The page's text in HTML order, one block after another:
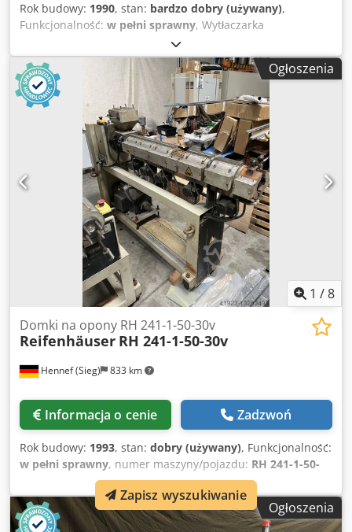
Rok budowy: 1990, stan: bardzo dobry (używany),
Funkcjonalność: w pełni sprawny, Wytłaczarka
Reifenhäuser Typ: RH 51-1-35-25 Silnik prądu stałego 5,6
kW 103 obr./min Czujnik ciśnienia masy 500 bar Ślimak 3-
strefowy 35-25d W pełni sprawna Ten (i inne) wytłaczarki
można obejrzeć w naszym magazynie w Königswinter.
Maszynę można włączyć i zademonstrować na biegu
jałowym. Credpfx Ajwxvadjd Ssf Ślimak został wyjęty i
wyczyszczony.
Ogłoszenia
1 /8
Hennef (Sieg) 833 km
Domki na opony RH 241-1-50-30v
Reifenhäuser RH 241-1-50-30v
Informacja o cenie Zadzwoń
Rok budowy: 1993, stan: dobry (używany), Funkcjonalność:
w pełni sprawny, numer maszyny/pojazdu: RH 241-1-50-
, używana wytłaczarka jednoślimakowa REIFENHÄUSER
wielkość ślimaka: średnica 50 mm x 30v Crodpfx Aspy
Eygod Sef rowkowany podajnik i strefa odgazowania Typ
Ogłoszenia
Zapisz wyszukiwanie